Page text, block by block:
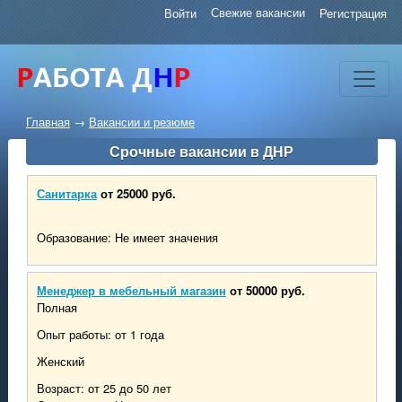
Войти Свежие вакансии Регистрация
Главная → Вакансии и резюме
Срочные вакансии в ДНР
Санитарка от 25000 руб.
Образование: Не имеет значения
Менеджер в мебельный магазин от 50000 руб.
Полная
Опыт работы: от 1 года
Женский
Возраст: от 25 до 50 лет